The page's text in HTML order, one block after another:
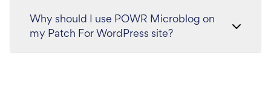
Why should I use POWR Microblog on
my Patch For WordPress site?